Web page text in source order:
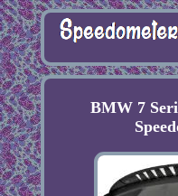
BMW 7